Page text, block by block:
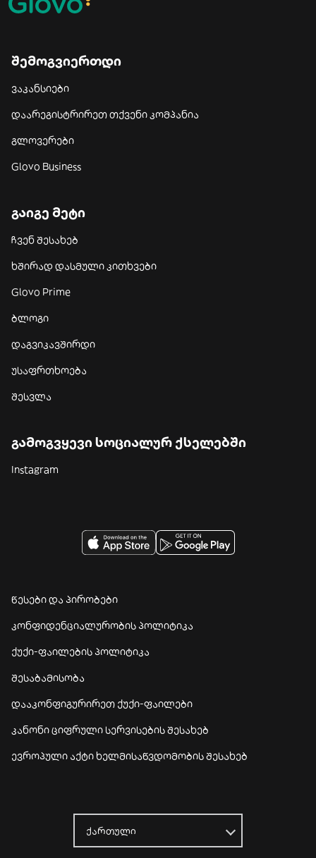
შემოგვიერთდი
ვაკანსიები
დაარეგისტრირეთ თქვენი კომპანია
გლოვერები
Glovo Business
გაიგე მეტი
ჩვენ შესახებ
ხშირად დასმული კითხვები
Glovo Prime
ბლოგი
დაგვიკავშირდი
უსაფრთხოება
შესვლა
გამოგვყევი სოციალურ ქსელებში
Instagram
წესები და პირობები
კონფიდენციალურობის პოლიტიკა
ქუქი-ფაილების პოლიტიკა
შესაბამისობა
დააკონფიგურირეთ ქუქი-ფაილები
კანონი ციფრული სერვისების შესახებ
ევროპული აქტი ხელმისაწვდომობის შესახებ